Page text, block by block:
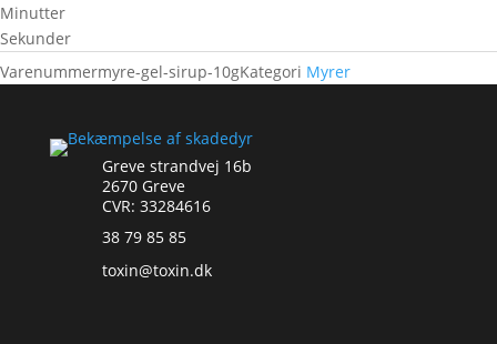
Minutter
Sekunder
Varenummermyre-gel-sirup-10gKategori Myrer
Greve strandvej 16b
2670 Greve
CVR: 33284616
38 79 85 85
toxin@toxin.dk